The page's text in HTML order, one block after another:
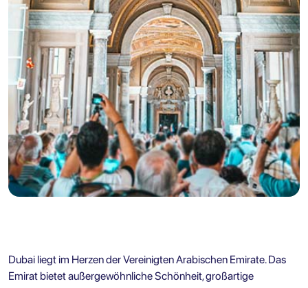
Dubai liegt im Herzen der Vereinigten Arabischen Emirate. Das
Emirat bietet außergewöhnliche Schönheit, großartige